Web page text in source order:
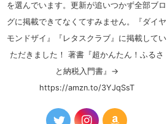
を選んでいます。更新が追いつかず全部ブロ
グに掲載できてなくてすみません。『ダイヤ
モンドザイ』『レタスクラブ』に掲載してい
ただきました！ 著書『超かんたん！ふるさ
と納税入門書』→
https://amzn.to/3YJqSsT